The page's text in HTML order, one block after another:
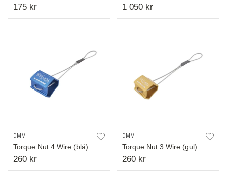
175 kr 1 050 kr
DMM
Torque Nut 4 Wire (blå)
260 kr
DMM
Torque Nut 3 Wire (gul)
260 kr